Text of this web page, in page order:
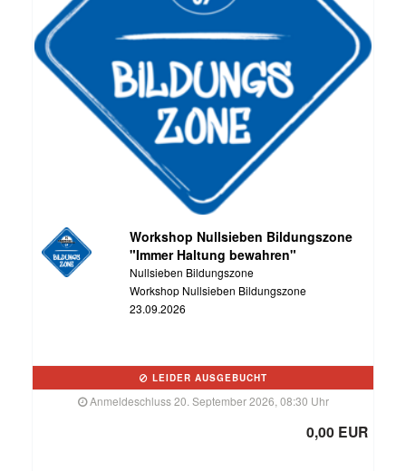
Workshop Nullsieben Bildungszone
"Immer Haltung bewahren"
Nullsieben Bildungszone
Workshop Nullsieben Bildungszone
23.09.2026
LEIDER AUSGEBUCHT
Anmeldeschluss 20. September 2026, 08:30 Uhr
0,00 EUR